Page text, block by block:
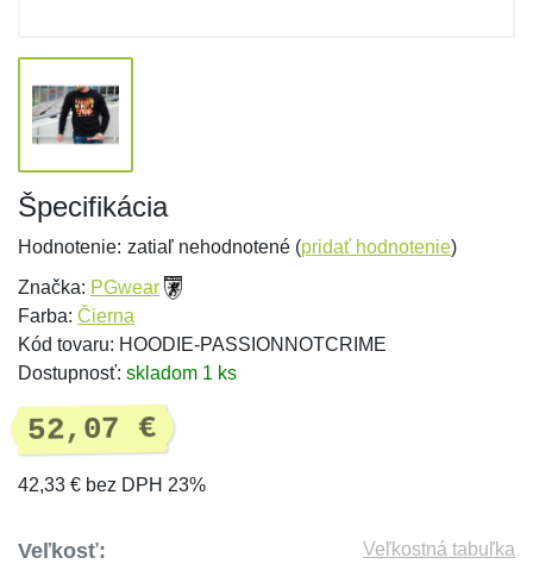
Špecifikácia
Hodnotenie: zatiaľ nehodnotené (pridať hodnotenie)
Značka: PGwear
Farba: Čierna
Kód tovaru: HOODIE-PASSIONNOTCRIME
Dostupnosť: skladom 1 ks
52,07 €
42,33 € bez DPH 23%
Veľkosť: Veľkostná tabuľka